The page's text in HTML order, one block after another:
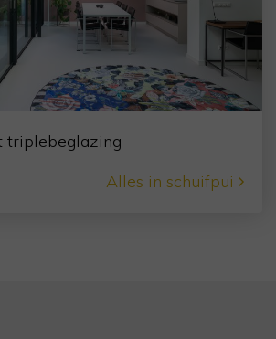
triplebeglazing
Alles in schuifpui